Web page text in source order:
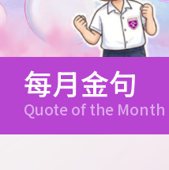
每月金句
Quote of the Month
任何勤勞總